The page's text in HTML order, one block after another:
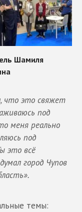
что это свяжет
под
меня реально
под
это всё
город Чупов
темы: